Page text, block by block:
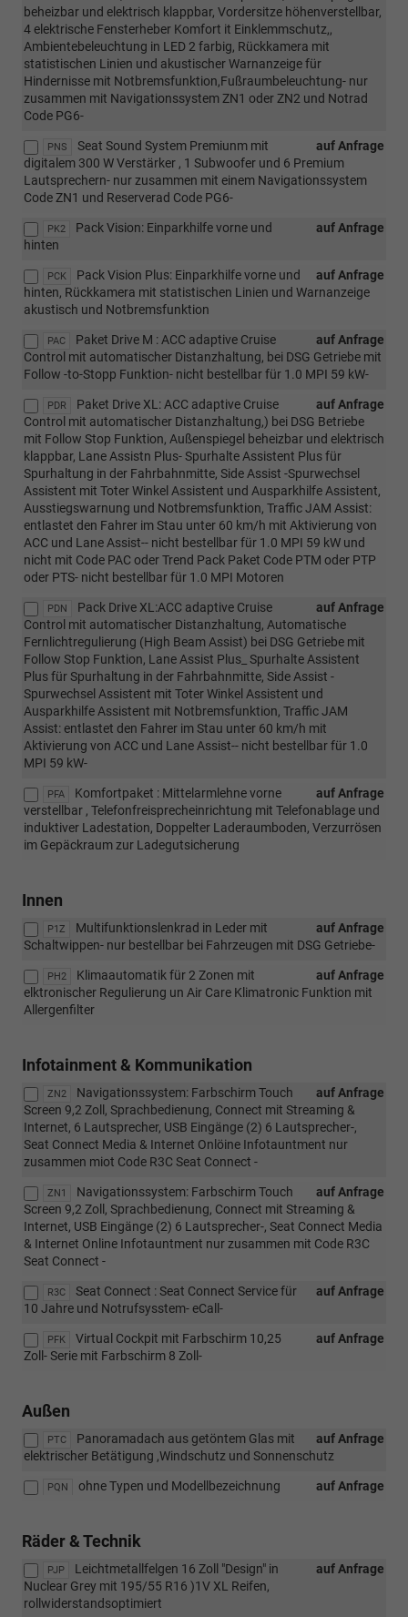
beheizbar und elektrisch klappbar, Vordersitze höhenverstellbar,
4 elektrische Fensterheber Komfort it Einklemmschutz,,
Ambientebeleuchtung in LED 2 farbig, Rückkamera mit
statistischen Linien und akustischer Warnanzeige für
Hindernisse mit Notbremsfunktion,Fußraumbeleuchtung- nur
zusammen mit Navigationssystem ZN1 oder ZN2 und Notrad
Code PG6-
PNS auf Anfrage
Seat Sound System Premiunm mit
digitalem 300 W Verstärker , 1 Subwoofer und 6 Premium
Lautsprechern- nur zusammen mit einem Navigationssystem
Code ZN1 und Reserverad Code PG6-
PK2 auf Anfrage
Pack Vision: Einparkhilfe vorne und
hinten
PCK auf Anfrage
Pack Vision Plus: Einparkhilfe vorne und
hinten, Rückkamera mit statistischen Linien und Warnanzeige
akustisch und Notbremsfunktion
PAC auf Anfrage
Paket Drive M : ACC adaptive Cruise
Control mit automatischer Distanzhaltung, bei DSG Getriebe mit
Follow -to-Stopp Funktion- nicht bestellbar für 1.0 MPI 59 kW-
PDR auf Anfrage
Paket Drive XL: ACC adaptive Cruise
Control mit automatischer Distanzhaltung,) bei DSG Betriebe
mit Follow Stop Funktion, Außenspiegel beheizbar und elektrisch
klappbar, Lane Assistn Plus- Spurhalte Assistent Plus für
Spurhaltung in der Fahrbahnmitte, Side Assist -Spurwechsel
Assistent mit Toter Winkel Assistent und Ausparkhilfe Assistent,
Ausstiegswarnung und Notbremsfunktion, Traffic JAM Assist:
entlastet den Fahrer im Stau unter 60 km/h mit Aktivierung von
ACC und Lane Assist-- nicht bestellbar für 1.0 MPI 59 kW und
nicht mit Code PAC oder Trend Pack Paket Code PTM oder PTP
oder PTS- nicht bestellbar für 1.0 MPI Motoren
PDN auf Anfrage
Pack Drive XL:ACC adaptive Cruise
Control mit automatischer Distanzhaltung, Automatische
Fernlichtregulierung (High Beam Assist) bei DSG Getriebe mit
Follow Stop Funktion, Lane Assist Plus_ Spurhalte Assistent
Plus für Spurhaltung in der Fahrbahnmitte, Side Assist -
Spurwechsel Assistent mit Toter Winkel Assistent und
Ausparkhilfe Assistent mit Notbremsfunktion, Traffic JAM
Assist: entlastet den Fahrer im Stau unter 60 km/h mit
Aktivierung von ACC und Lane Assist-- nicht bestellbar für 1.0
MPI 59 kW-
PFA auf Anfrage
Komfortpaket : Mittelarmlehne vorne
verstellbar , Telefonfreisprecheinrichtung mit Telefonablage und
induktiver Ladestation, Doppelter Laderaumboden, Verzurrösen
im Gepäckraum zur Ladegutsicherung
Innen
P1Z auf Anfrage
Multifunktionslenkrad in Leder mit
Schaltwippen- nur bestellbar bei Fahrzeugen mit DSG Getriebe-
PH2 auf Anfrage
Klimaautomatik für 2 Zonen mit
elktronischer Regulierung un Air Care Klimatronic Funktion mit
Allergenfilter
Infotainment & Kommunikation
ZN2 auf Anfrage
Navigationssystem: Farbschirm Touch
Screen 9,2 Zoll, Sprachbedienung, Connect mit Streaming &
Internet, 6 Lautsprecher, USB Eingänge (2) 6 Lautsprecher-,
Seat Connect Media & Internet Onlöine Infotauntment nur
zusammen miot Code R3C Seat Connect -
ZN1 auf Anfrage
Navigationssystem: Farbschirm Touch
Screen 9,2 Zoll, Sprachbedienung, Connect mit Streaming &
Internet, USB Eingänge (2) 6 Lautsprecher-, Seat Connect Media
& Internet Online Infotauntment nur zusammen mit Code R3C
Seat Connect -
R3C auf Anfrage
Seat Connect : Seat Connect Service für
10 Jahre und Notrufsysstem- eCall-
PFK auf Anfrage
Virtual Cockpit mit Farbschirm 10,25
Zoll- Serie mit Farbschirm 8 Zoll-
Außen
PTC auf Anfrage
Panoramadach aus getöntem Glas mit
elektrischer Betätigung ,Windschutz und Sonnenschutz
PQN auf Anfrage
ohne Typen und Modellbezeichnung
Räder & Technik
PJP auf Anfrage
Leichtmetallfelgen 16 Zoll "Design" in
Nuclear Grey mit 195/55 R16 )1V XL Reifen,
rollwiderstandsoptimiert